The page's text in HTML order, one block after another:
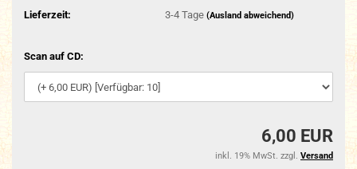
Lieferzeit:
3-4 Tage (Ausland abweichend)
Scan auf CD:
6,00 EUR
inkl. 19% MwSt. zzgl. Versand